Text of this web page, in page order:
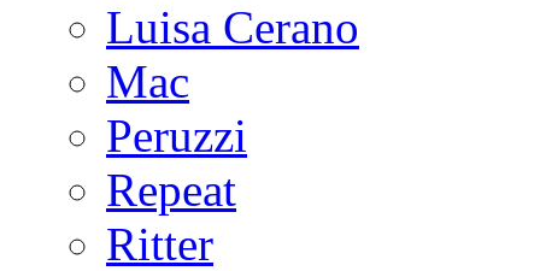
Luisa Cerano
Mac
Peruzzi
Repeat
Ritter